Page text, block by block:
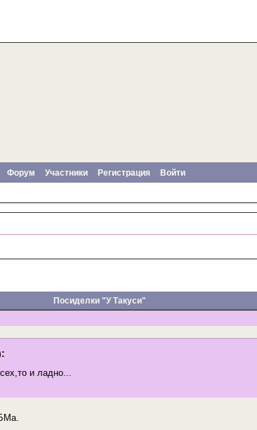
Форум Участники Регистрация Войти
Посиделки "У Такуси"
и ладно...